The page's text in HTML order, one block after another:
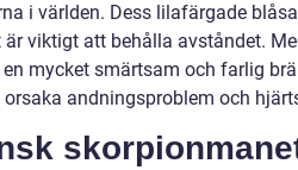
i världen. Dess lilafärgade
är viktigt att behålla avståndet.
en mycket smärtsam och farlig
orsaka andningsproblem och